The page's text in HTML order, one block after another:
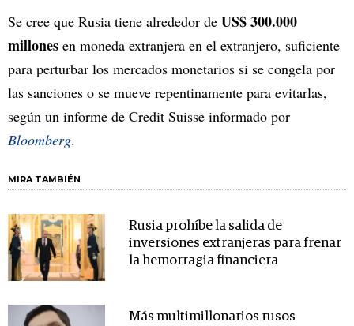
Se cree que Rusia tiene alrededor de US$ 300.000
millones en moneda extranjera en el extranjero, suficiente
para perturbar los mercados monetarios si se congela por
las sanciones o se mueve repentinamente para evitarlas,
según un informe de Credit Suisse informado por
Bloomberg.
MIRA TAMBIÉN
Rusia prohíbe la salida de
inversiones extranjeras para frenar
la hemorragia financiera
Más multimillonarios rusos